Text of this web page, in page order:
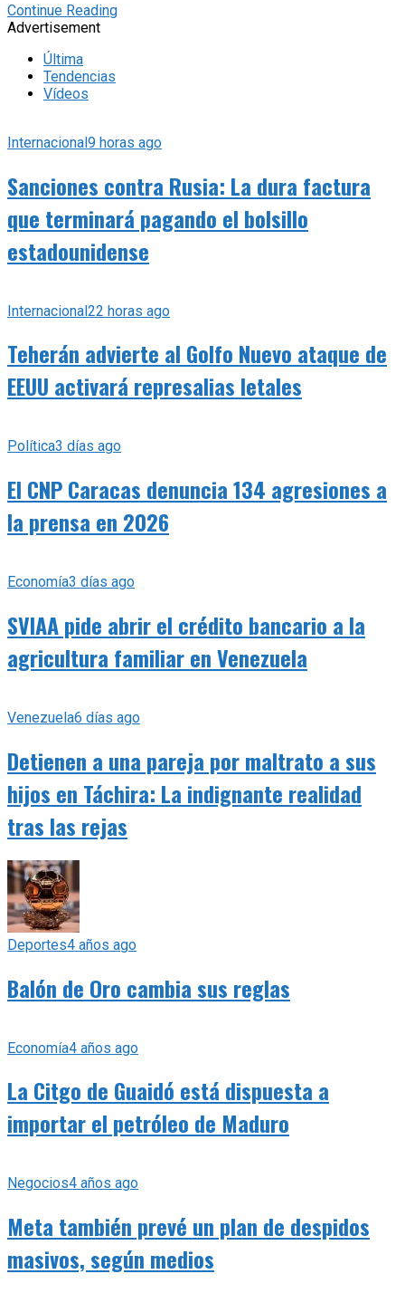
Continue Reading
Advertisement
Última
Tendencias
Vídeos
Internacional9 horas ago
Sanciones contra Rusia: La dura factura
que terminará pagando el bolsillo
estadounidense
Internacional22 horas ago
Teherán advierte al Golfo Nuevo ataque de
EEUU activará represalias letales
Política3 días ago
El CNP Caracas denuncia 134 agresiones a
la prensa en 2026
Economía3 días ago
SVIAA pide abrir el crédito bancario a la
agricultura familiar en Venezuela
Venezuela6 días ago
Detienen a una pareja por maltrato a sus
hijos en Táchira: La indignante realidad
tras las rejas
Deportes4 años ago
Balón de Oro cambia sus reglas
Economía4 años ago
La Citgo de Guaidó está dispuesta a
importar el petróleo de Maduro
Negocios4 años ago
Meta también prevé un plan de despidos
masivos, según medios